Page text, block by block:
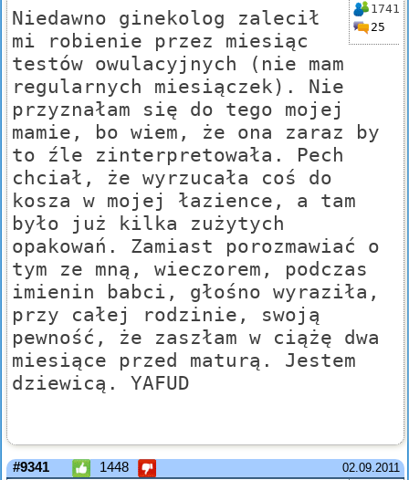
1741
25
Niedawno ginekolog zalecił
mi robienie przez miesiąc
testów owulacyjnych (nie mam
regularnych miesiączek). Nie
przyznałam się do tego mojej
mamie, bo wiem, że ona zaraz by
to źle zinterpretowała. Pech
chciał, że wyrzucała coś do
kosza w mojej łazience, a tam
było już kilka zużytych
opakowań. Zamiast porozmawiać o
tym ze mną, wieczorem, podczas
imienin babci, głośno wyraziła,
przy całej rodzinie, swoją
pewność, że zaszłam w ciążę dwa
miesiące przed maturą. Jestem
dziewicą. YAFUD
02.09.2011
#9341 1448